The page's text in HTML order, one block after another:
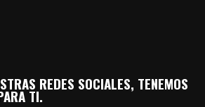
REDES SOCIALES, TENEMOS
TI.